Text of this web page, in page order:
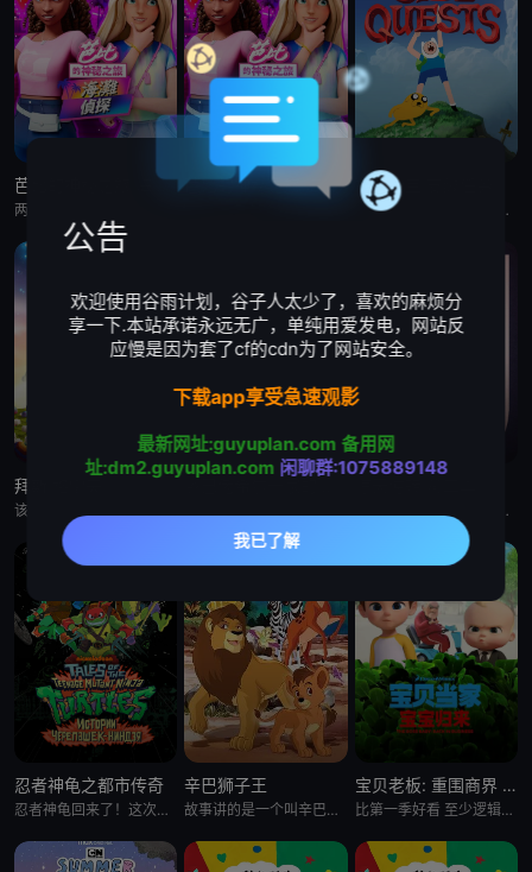
芭比的神秘之旅:海滩探案集 英语版 芭比的神秘之旅:海滩探案集 探险活宝:支线任务
《探险活宝：支线任务》已获得 CNS 批准，这是一部儿童系列动画，它将带领观众回到芬恩还是个孩子的时候，那时他
拜斯:格雷夫
本节目是首部同时得到澳大利亚电影局和新南威尔士电影局扶持的中澳联合出品动画纪录片。以短番的形式重述百余年里，发
忍者神龟之都市传奇
忍者神龟回来了！这次是以电视剧的形式。当神龟们被人类接纳，一边上高中一边继续他们的超级英雄生涯时，他们面临着同
辛巴狮子王
故事讲的是一个叫辛巴的小狮子在困难中进行历练，最终成为丛林之王的故事。故事中，小狮子辛巴的爸爸被猎人杀害，
宝贝老板: 重围商界 第二季
比第一季好看 至少逻辑上更合理了 就是好喜欢boss baby的眼睫毛啊 我的天 P.s 这季里stacy真的
公告
欢迎使用谷雨计划，谷子人太少了，喜欢的麻烦分
享一下.本站承诺永远无广，单纯用爱发电，网站反
应慢是因为套了cf的cdn为了网站安全。
下载app享受急速观影
最新网址:guyuplan.com 备用网
址:dm2.guyuplan.com 闲聊群:1075889148